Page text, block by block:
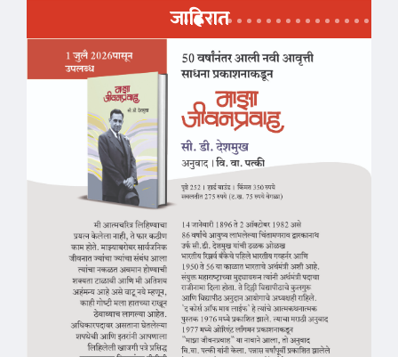
जाहिरात